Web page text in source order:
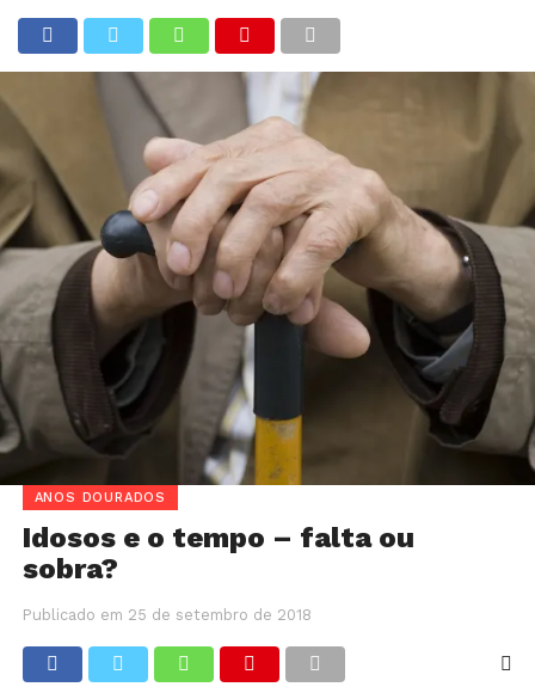
ANOS DOURADOS
Idosos e o tempo – falta ou
sobra?
Publicado em 25 de setembro de 2018